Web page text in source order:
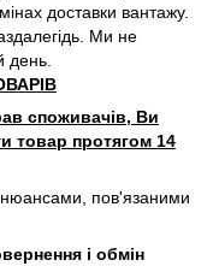
доставки вантажу.
Ми не
день.
споживачів, Ви
товар протягом 14
пов'язаними
і обмін